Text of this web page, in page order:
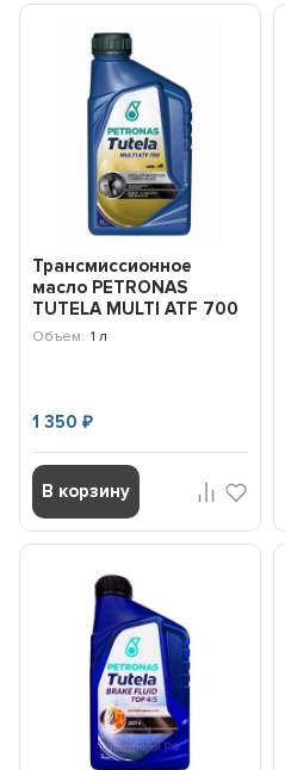
Трансмиссионное
масло PETRONAS
TUTELA MULTI ATF 700
(1л) 76151E15EU
Объем: 1 л
1 350₽
В корзину